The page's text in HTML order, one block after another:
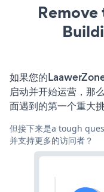
如果您的
启动并开始运营，那
面遇到的第一个重大
但接下来是a tough
并支持更多的访问者？